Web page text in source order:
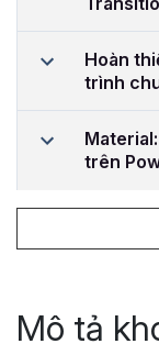
Hoàn
trình
trên
Mô tả